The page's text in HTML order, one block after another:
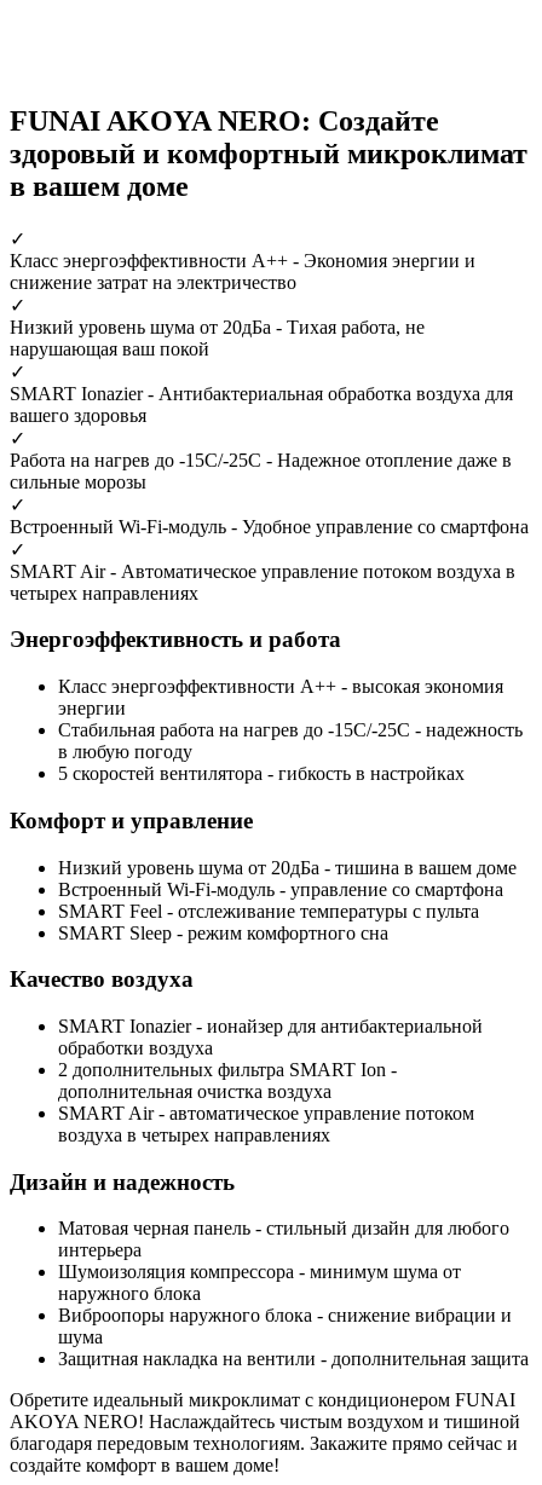
FUNAI AKOYA NERO: Создайте
здоровый и комфортный микроклимат
в вашем доме
✓
Класс энергоэффективности А++ - Экономия энергии и
снижение затрат на электричество
✓
Низкий уровень шума от 20дБа - Тихая работа, не
нарушающая ваш покой
✓
SMART Ionazier- Антибактериальная обработка воздуха для
вашего здоровья
✓
Работа на нагрев до -15С/-25С - Надежное отопление даже в
сильные морозы
✓
Встроенный Wi-Fi-модуль - Удобное управление со смартфона
✓
SMART Air- Автоматическое управление потоком воздуха в
четырех направлениях
Энергоэффективность и работа
Класс энергоэффективности А++ - высокая экономия
энергии
Стабильная работа на нагрев до -15С/-25С - надежность
в любую погоду
5 скоростей вентилятора - гибкость в настройках
Комфорт и управление
Низкий уровень шума от 20дБа - тишина в вашем доме
Встроенный Wi-Fi-модуль - управление со смартфона
SMART Feel - отслеживание температуры с пульта
SMART Sleep - режим комфортного сна
Качество воздуха
SMART Ionazier- ионайзер для антибактериальной
обработки воздуха
2 дополнительных фильтра SMART Ion -
дополнительная очистка воздуха
SMART Air- автоматическое управление потоком
воздуха в четырех направлениях
Дизайн и надежность
Матовая черная панель - стильный дизайн для любого
интерьера
Шумоизоляция компрессора - минимум шума от
наружного блока
Виброопоры наружного блока - снижение вибрации и
шума
Защитная накладка на вентили - дополнительная защита
Обретите идеальный микроклимат с кондиционером FUNAI
AKOYA NERO! Наслаждайтесь чистым воздухом и тишиной
благодаря передовым технологиям. Закажите прямо сейчас и
создайте комфорт в вашем доме!